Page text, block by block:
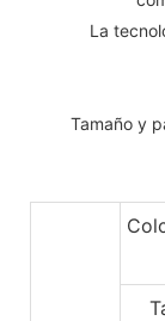
La
Tamaño y